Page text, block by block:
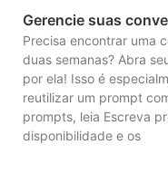
Gerencie suas
Precisa encontrar uma
duas semanas? Abra
por ela! Isso é
reutilizar um prompt
prompts, leia Escreva
disponibilidade e os